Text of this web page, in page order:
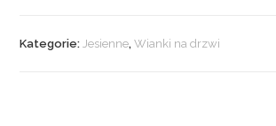
Kategorie:Jesienne,Wianki na drzwi